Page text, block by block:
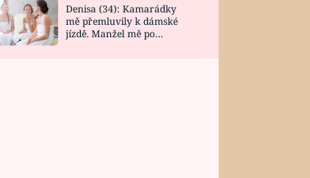
Denisa (34): Kamarádky
mě přemluvily k dámské
jízdě. Manžel mě po